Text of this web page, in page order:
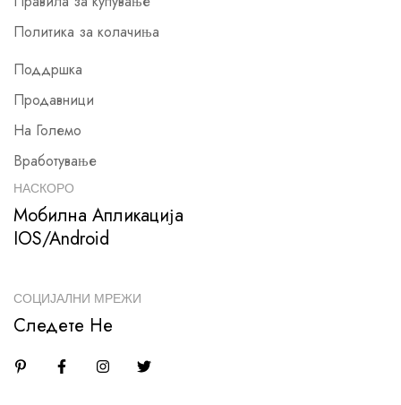
Политика за колачиња
Поддршка
Продавници
На Големо
Вработување
НАСКОРО
Мобилна Апликација
IOS/Android
СОЦИЈАЛНИ МРЕЖИ
Следете Не